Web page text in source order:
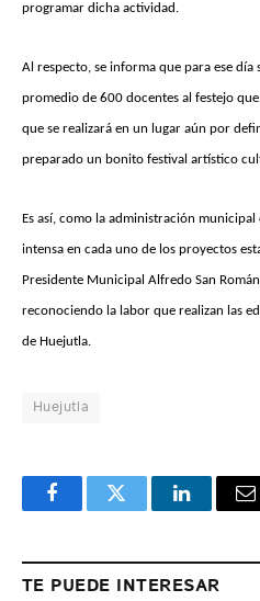
programar dicha actividad.
Al respecto, se informa que para ese día
promedio de 600 docentes al festejo
que se realizará en un lugar aún por
preparado un bonito festival artístico
Es así, como la administración
intensa en cada uno de los proyectos
Presidente Municipal Alfredo San
reconociendo la labor que realizan las
de Huejutla.
Huejutla
FacebookTwitter LinkedIn
TE PUEDE INTERESAR